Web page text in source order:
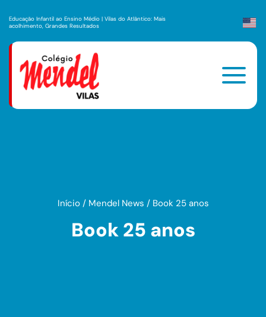
Educação Infantil ao Ensino Médio | Vilas do Atlântico: Mais
acolhimento, Grandes Resultados
Início/ Mendel News / Book 25 anos
Book 25 anos